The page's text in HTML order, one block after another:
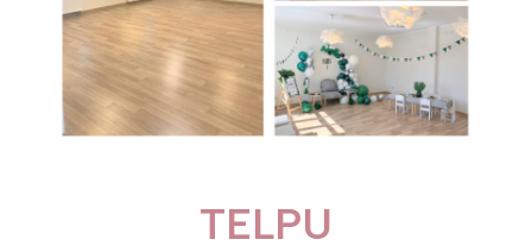
TELPU